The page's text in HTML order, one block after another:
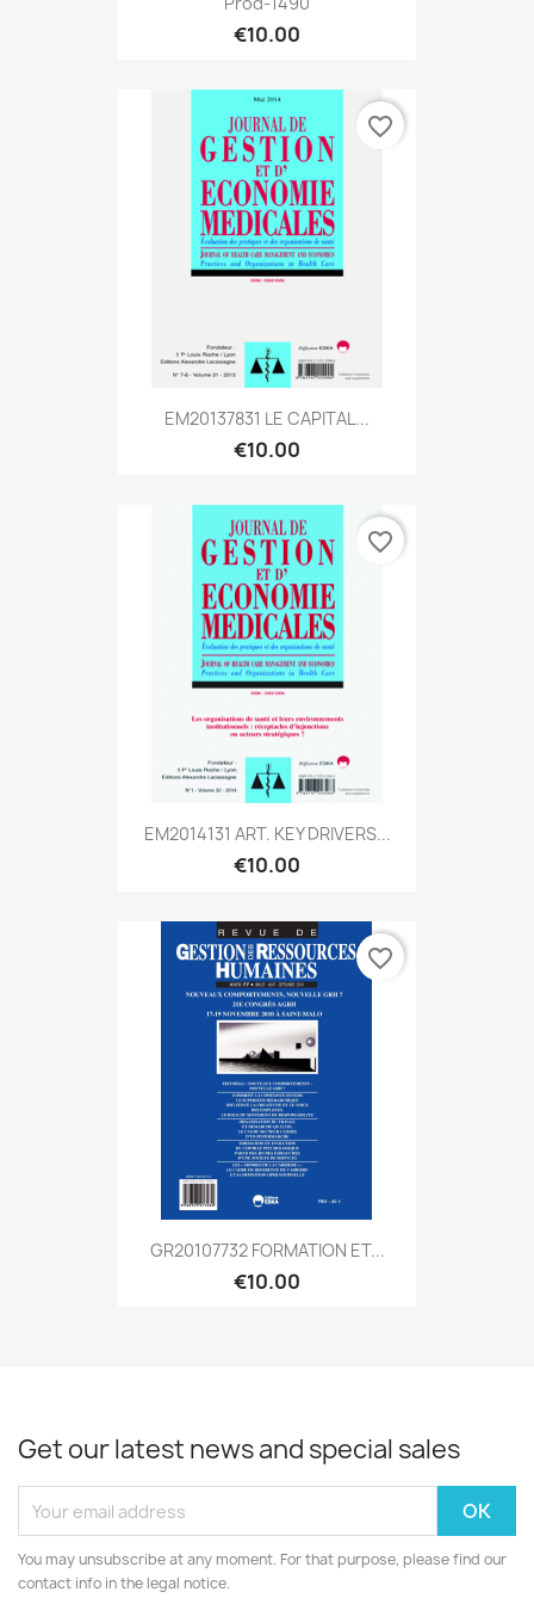
€10.00
EM20137831 LE CAPITAL...
€10.00
favorite_border
EM2014131 ART. KEY DRIVERS...
€10.00
favorite_border
GR20107732 FORMATION ET...
€10.00
favorite_border
Get our latest news and special sales
You may unsubscribe at any moment. For that purpose, please find our
contact info in the legal notice.